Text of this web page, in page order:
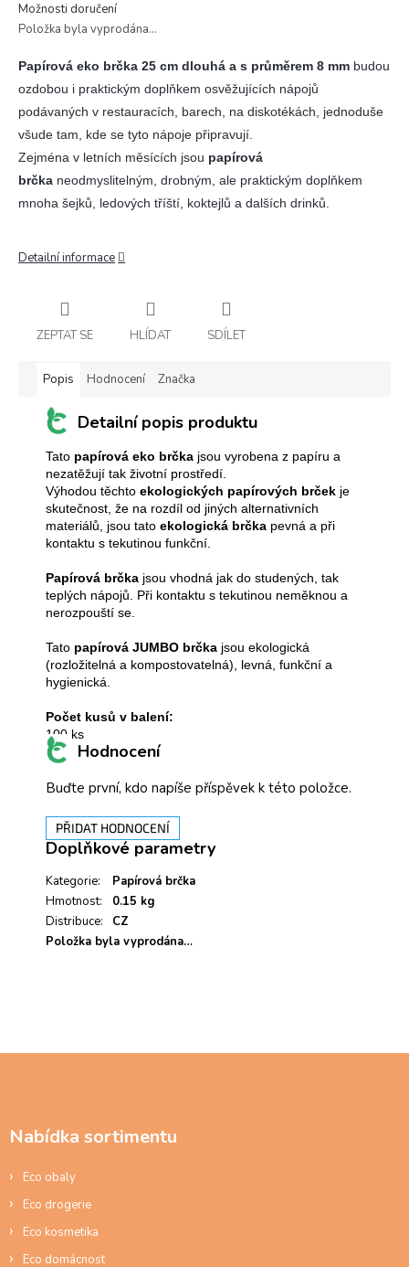
Možnosti doručení
Položka byla vyprodána…
Papírová eko brčka 25 cm dlouhá a s průměrem 8 mm budou
ozdobou i praktickým doplňkem osvěžujících nápojů
podávaných v restauracích, barech, na diskotékách, jednoduše
všude tam, kde se tyto nápoje připravují.
Zejména v letních měsících jsou papírová
brčka neodmyslitelným, drobným, ale praktickým doplňkem
mnoha šejků, ledových tříští, koktejlů a dalších drinků.
Detailní informace
ZEPTAT SE HLÍDAT SDÍLET
Popis Hodnocení Značka
Detailní popis produktu
Tato papírová eko brčka jsou vyrobena z papíru a
nezatěžují tak životní prostředí.
Výhodou těchto ekologických papírových brček je
skutečnost, že na rozdíl od jiných alternativních
materiálů, jsou tato ekologická brčka pevná a při
kontaktu s tekutinou funkční.
Papírová brčka jsou vhodná jak do studených, tak
teplých nápojů. Při kontaktu s tekutinou neměknou a
nerozpouští se.
Tato papírová JUMBO brčka jsou ekologická
(rozložitelná a kompostovatelná), levná, funkční a
hygienická.
Počet kusů v balení:
100 ks
Hodnocení
Buďte první, kdo napíše příspěvek k této položce.
PŘIDAT HODNOCENÍ
Doplňkové parametry
Kategorie:
Papírová brčka
Hmotnost:
0.15 kg
Distribuce:
CZ
Položka byla vyprodána…
Nabídka sortimentu
Eco obaly
Eco drogerie
Eco kosmetika
Eco domácnost